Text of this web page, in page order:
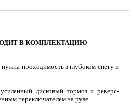
В КОМПЛЕКТАЦИЮ
проходимость в глубоком снегу и
дисковый тормоз и реверс-
переключателем на руле.